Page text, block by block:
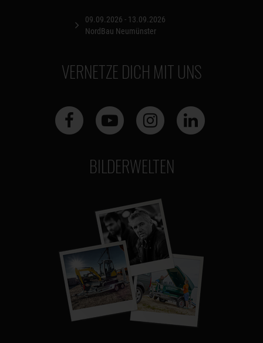
09.09.2026 - 13.09.2026
NordBau Neumünster
VERNETZE DICH MIT UNS
BILDERWELTEN